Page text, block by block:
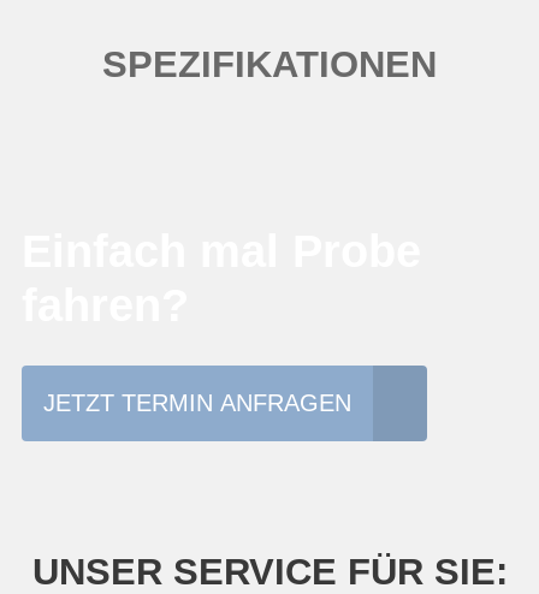
SPEZIFIKATIONEN
JETZT TERMIN ANFRAGEN
UNSER SERVICE FÜR SIE: